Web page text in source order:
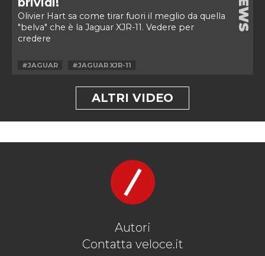
Olivier Hart sa come tirar fuori il meglio da quella
"belva" che è la Jaguar XJR-11. Vedere per
credere
NEWS
#JAGUAR #JAGUAR XJR-11
ALTRI VIDEO
Autori
Contatta veloce.it